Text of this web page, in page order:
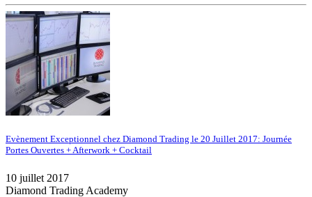
Evènement Exceptionnel chez Diamond Trading le 20 Juillet 2017: Journée
Portes Ouvertes + Afterwork + Cocktail
10 juillet 2017
Diamond Trading Academy